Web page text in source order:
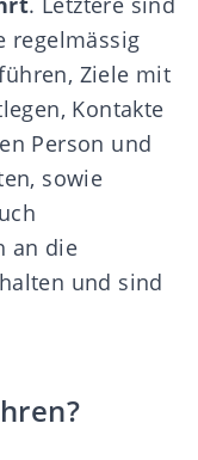
regelmässig
Ziele mit
Kontakte
Person und
sowie
an die
und sind